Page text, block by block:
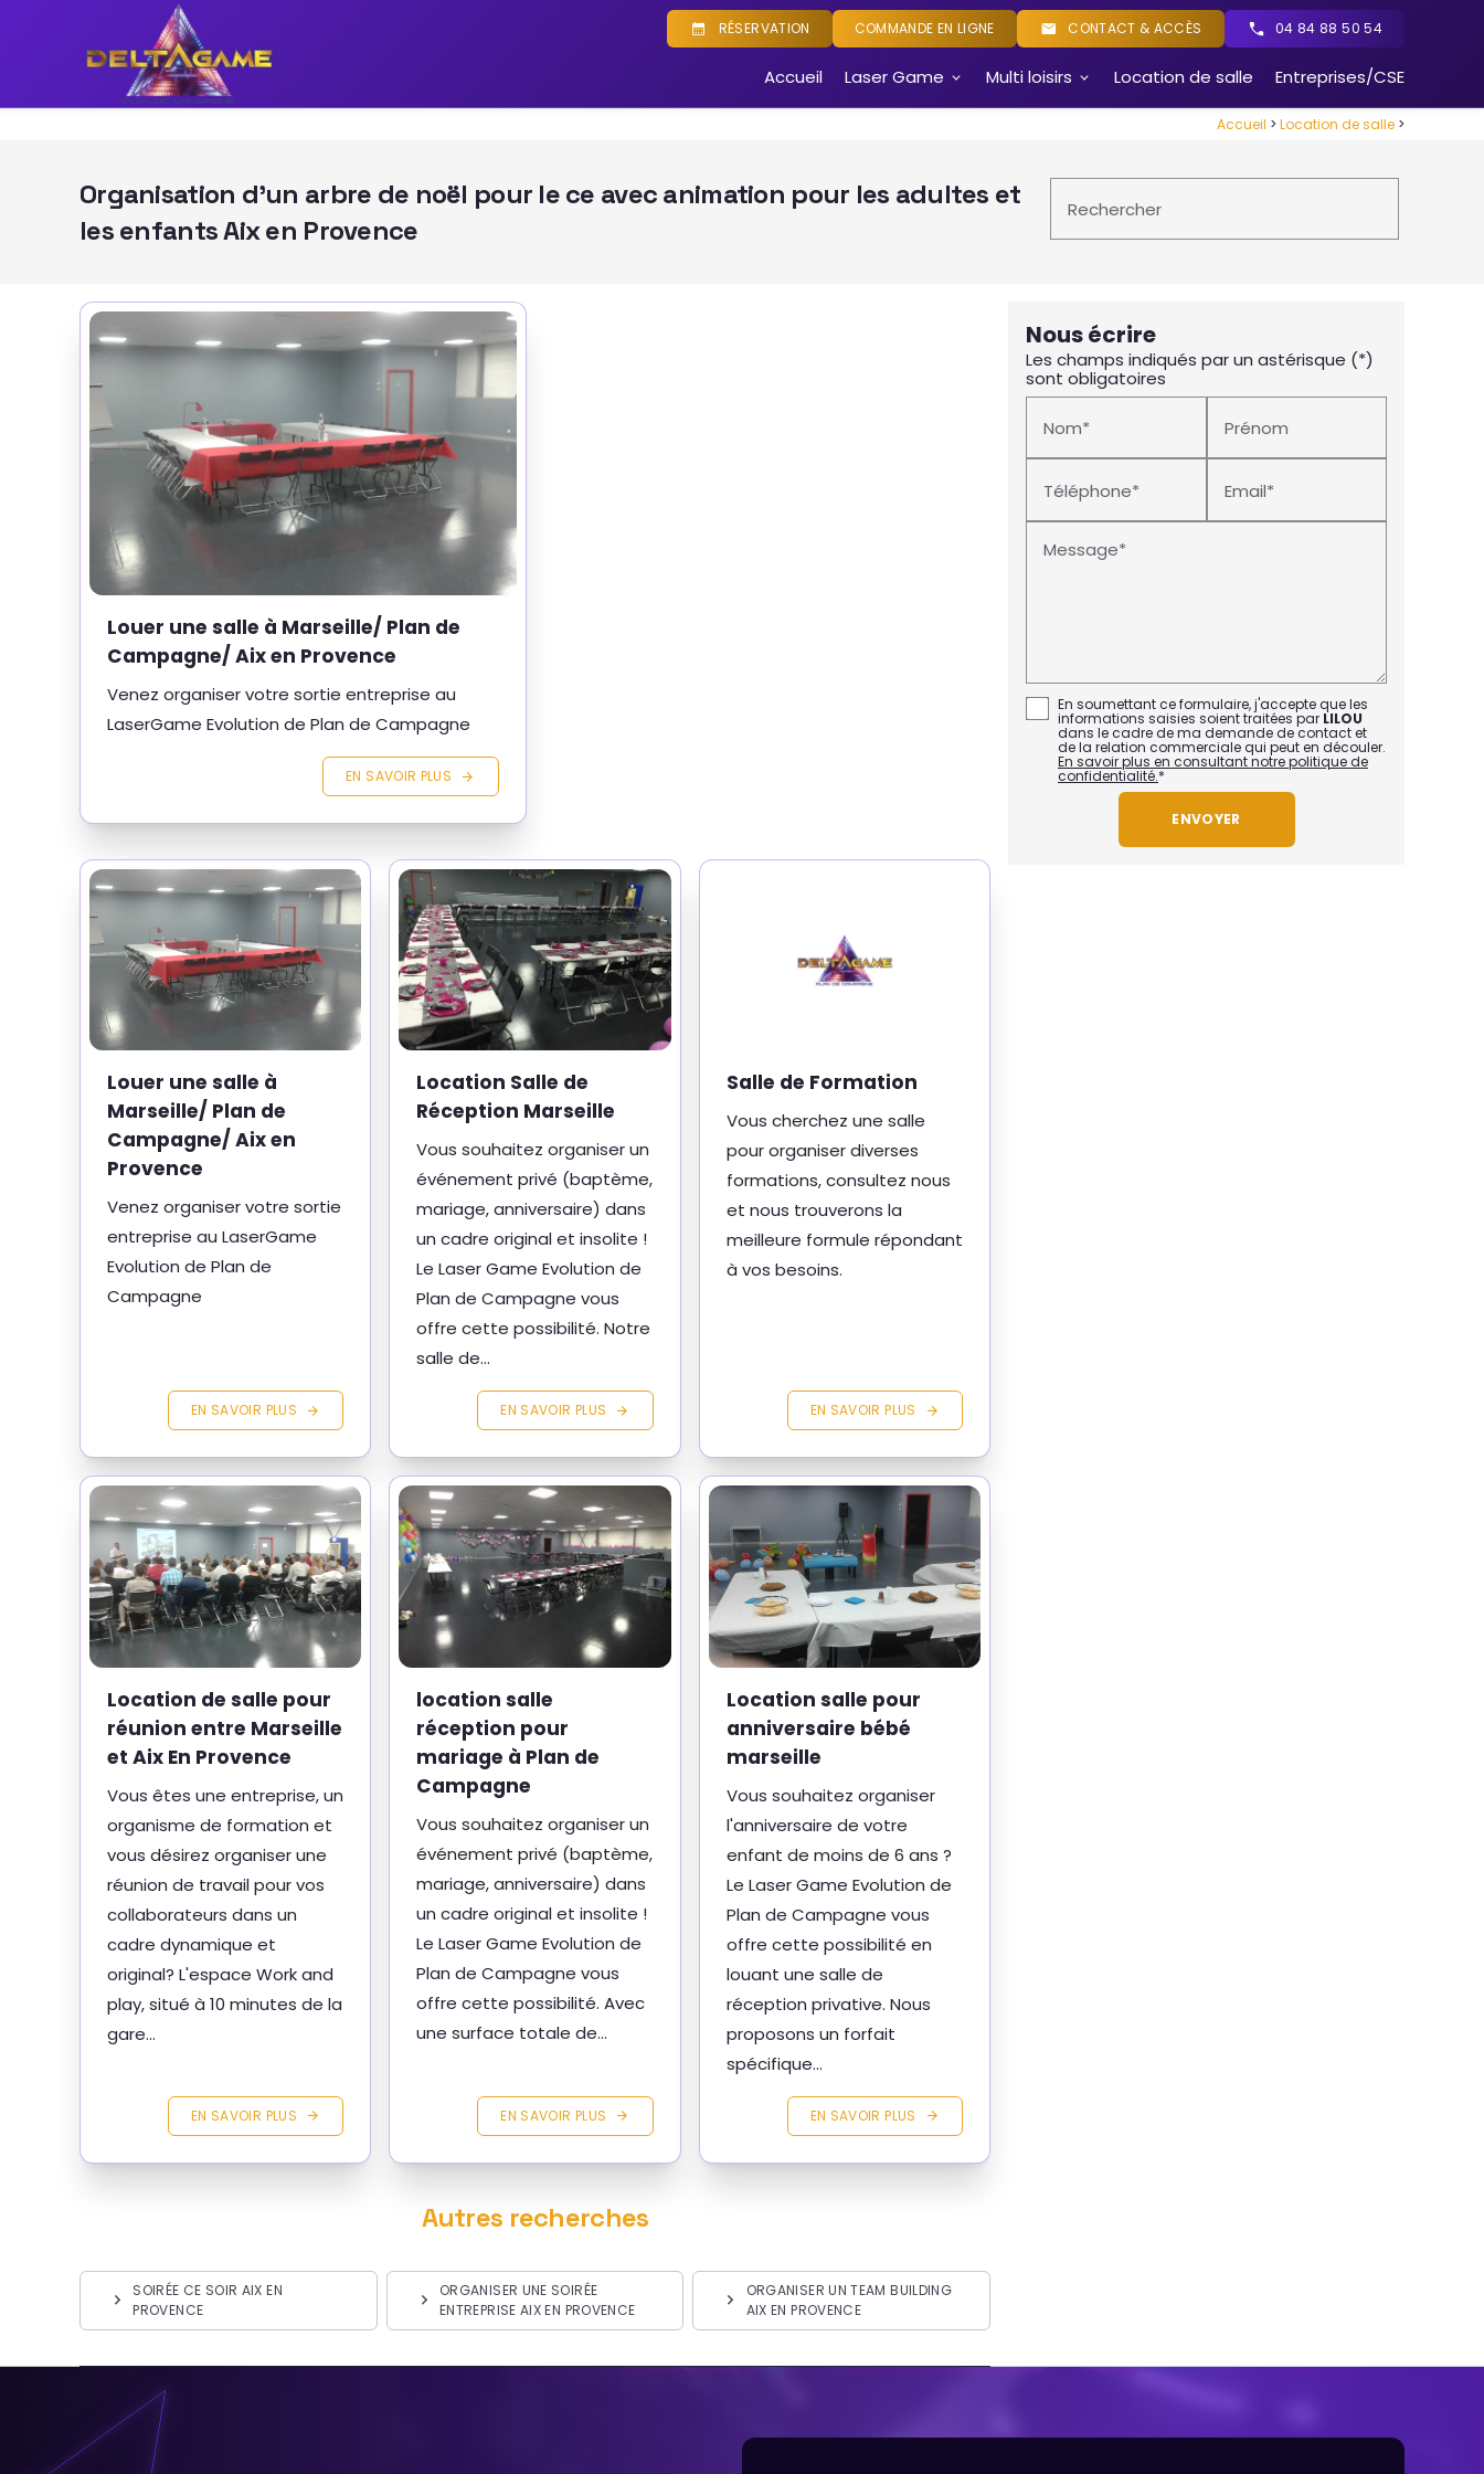
RÉSERVATION COMMANDE EN LIGNE CONTACT & ACCÈS 04 84 88 50 54
Accueil Laser Game Multi loisirs Location de salle Entreprises/CSE
Accueil > Location de salle >
Organisation d'un arbre de noël pour le ce avec animation pour les adultes et
les enfants Aix en Provence
Rechercher
Louer une salle à Marseille/ Plan de
Campagne/ Aix en Provence
Venez organiser votre sortie entreprise au
LaserGame Evolution de Plan de Campagne
EN SAVOIR PLUS
Louer une salle à
Marseille/ Plan de
Campagne/ Aix en
Provence
Venez organiser votre sortie
entreprise au LaserGame
Evolution de Plan de
Campagne
EN SAVOIR PLUS
Location Salle de
Réception Marseille
Vous souhaitez organiser un
événement privé (baptème,
mariage, anniversaire) dans
un cadre original et insolite !
Le Laser Game Evolution de
Plan de Campagne vous
offre cette possibilité. Notre
salle de...
EN SAVOIR PLUS
Salle de Formation
Vous cherchez une salle
pour organiser diverses
formations, consultez nous
et nous trouverons la
meilleure formule répondant
à vos besoins.
EN SAVOIR PLUS
Location de salle pour
réunion entre Marseille
et Aix En Provence
Vous êtes une entreprise, un
organisme de formation et
vous désirez organiser une
réunion de travail pour vos
collaborateurs dans un
cadre dynamique et
original? L'espace Work and
play, situé à 10 minutes de la
gare...
EN SAVOIR PLUS
location salle
réception pour
mariage à Plan de
Campagne
Vous souhaitez organiser un
événement privé (baptème,
mariage, anniversaire) dans
un cadre original et insolite !
Le Laser Game Evolution de
Plan de Campagne vous
offre cette possibilité. Avec
une surface totale de...
EN SAVOIR PLUS
Location salle pour
anniversaire bébé
marseille
Vous souhaitez organiser
l'anniversaire de votre
enfant de moins de 6 ans ?
Le Laser Game Evolution de
Plan de Campagne vous
offre cette possibilité en
louant une salle de
réception privative. Nous
proposons un forfait
spécifique...
EN SAVOIR PLUS
Autres recherches
SOIRÉE CE SOIR AIX EN
PROVENCE
ORGANISER UNE SOIRÉE
ENTREPRISE AIX EN PROVENCE
ORGANISER UN TEAM BUILDING
AIX EN PROVENCE
Nous écrire
Les champs indiqués par un astérisque (*)
sont obligatoires
Nom* Prénom
Téléphone* Email*
Message*
En soumettant ce formulaire, j'accepte que les
informations saisies soient traitées par LILOU
dans le cadre de ma demande de contact et
de la relation commerciale qui peut en découler.
En savoir plus en consultant notre politique de
confidentialité.*
Panneau de gestion des cookies